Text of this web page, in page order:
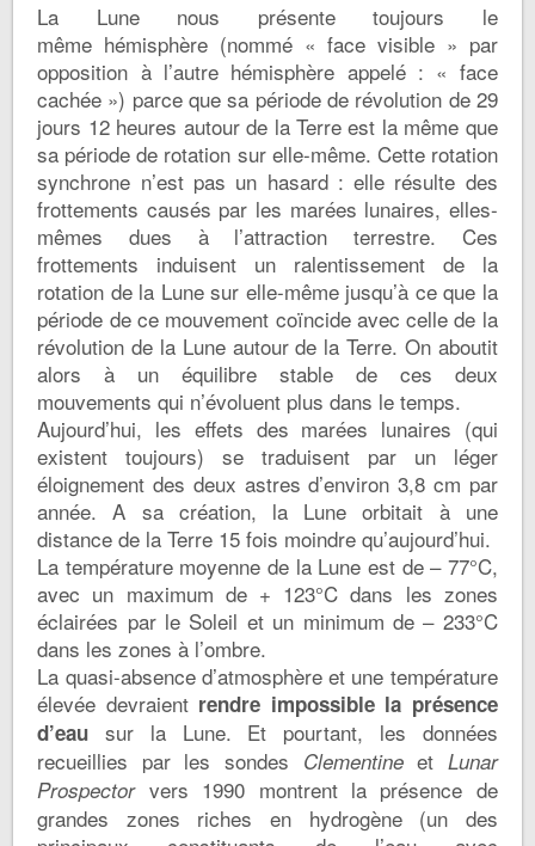
La Lune nous présente toujours le
même hémisphère (nommé « face visible » par
opposition à l’autre hémisphère appelé : « face
cachée ») parce que sa période de révolution de 29
jours 12 heures autour de la Terre est la même que
sa période de rotation sur elle-même. Cette rotation
synchrone n’est pas un hasard : elle résulte des
frottements causés par les marées lunaires, elles-
mêmes dues à l’attraction terrestre. Ces
frottements induisent un ralentissement de la
rotation de la Lune sur elle-même jusqu’à ce que la
période de ce mouvement coïncide avec celle de la
révolution de la Lune autour de la Terre. On aboutit
alors à un équilibre stable de ces deux
mouvements qui n’évoluent plus dans le temps.
Aujourd’hui, les effets des marées lunaires (qui
existent toujours) se traduisent par un léger
éloignement des deux astres d’environ 3,8 cm par
année. A sa création, la Lune orbitait à une
distance de la Terre 15 fois moindre qu’aujourd’hui.
La température moyenne de la Lune est de – 77°C,
avec un maximum de + 123°C dans les zones
éclairées par le Soleil et un minimum de – 233°C
dans les zones à l’ombre.
La quasi-absence d’atmosphère et une température
élevée devraientrendre impossible la présence
d’eau sur la Lune. Et pourtant, les données
recueillies par les sondes Clementineet Lunar
Prospector vers 1990 montrent la présence de
grandes zones riches en hydrogène (un des